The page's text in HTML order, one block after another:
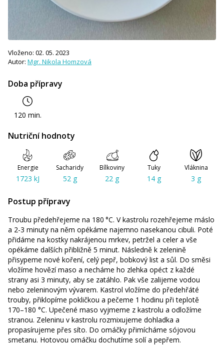
Doba přípravy
120 min.
Vloženo: 02. 05. 2023
Autor: Mgr. Nikola Homzová
Nutriční hodnoty
Energie
1723 kJ
Sacharidy
52 g
Bílkoviny
22 g
Tuky
14 g
Vláknina
3 g
Postup přípravy
Troubu předehřejeme na 180 °C. V kastrolu rozehřejeme máslo
a 2-3 minuty na něm opékáme najemno nasekanou cibuli. Poté
přidáme na kostky nakrájenou mrkev, petržel a celer a vše
opékáme dalších přibližně 5 minut. Následně k zelenině
přisypeme nové koření, celý pepř, bobkový list a sůl. Do směsi
vložíme hovězí maso a necháme ho zlehka opéct z každé
strany asi 3 minuty, aby se zatáhlo. Pak vše zalijeme vodou
nebo zeleninovým vývarem. Kastrol vložíme do předehřáté
trouby, přiklopíme pokličkou a pečeme 1 hodinu při teplotě
170–180 °C. Upečené maso vyjmeme z kastrolu a odložíme
stranou. Zeleninu v kastrolu rozmixujeme dohladka a
propasírujeme přes síto. Do omáčky přimícháme sójovou
smetanu. Hotovou omáčku dochutíme solí a pepřem.